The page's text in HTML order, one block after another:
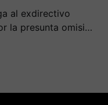
al exdirectivo
la presunta omisión